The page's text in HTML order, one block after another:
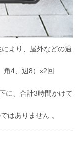
より、屋外などの過
角4、辺8）x2回
に、合計3時間かけて
はありません 。